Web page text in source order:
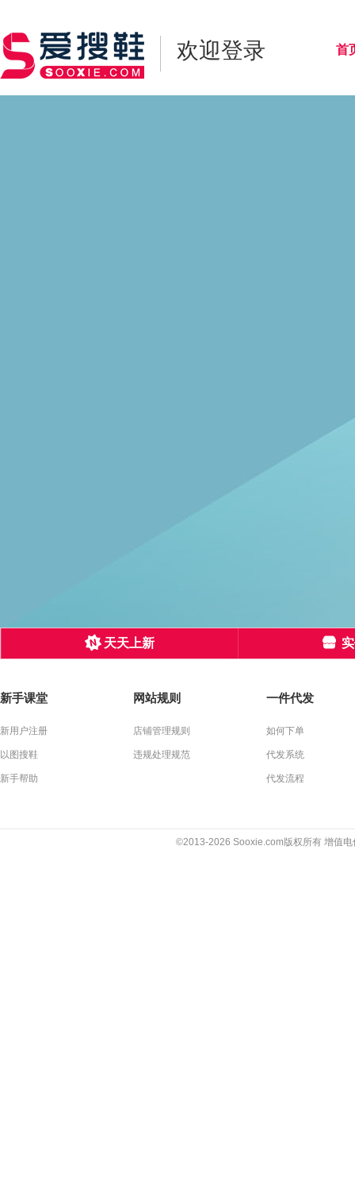
欢迎登录 首
天天上新
新手课堂
新用户注册
以图搜鞋
新手帮助
网站规则
店铺管理规则
违规处理规范
一件代发
如何下单
代发系统
代发流程
©2013-2026 Sooxie.com版权所有 增值